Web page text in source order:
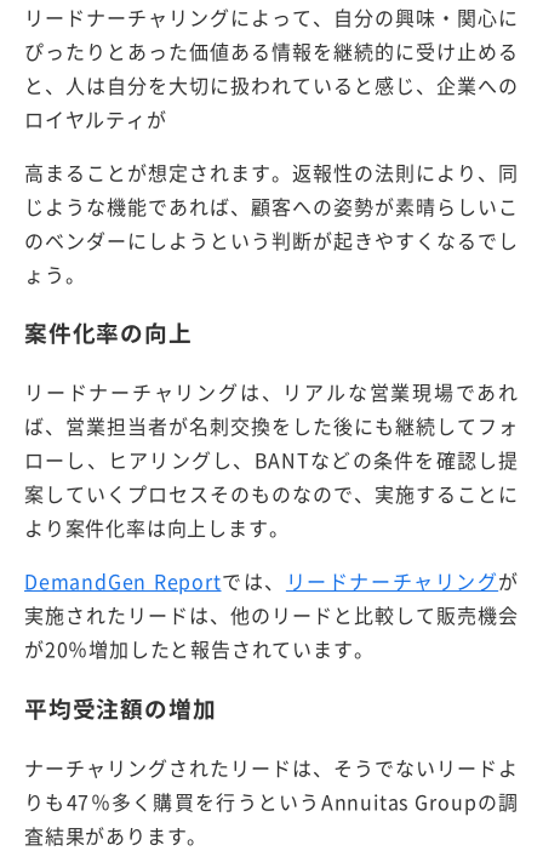
リードナーチャリングによって、自分の興味・関心に
ぴったりとあった価値ある情報を継続的に受け止める
と、人は自分を大切に扱われていると感じ、企業への
ロイヤルティが
高まることが想定されます。返報性の法則により、同
じような機能であれば、顧客への姿勢が素晴らしいこ
のベンダーにしようという判断が起きやすくなるでし
ょう。
案件化率の向上
リードナーチャリングは、リアルな営業現場であれ
ば、営業担当者が名刺交換をした後にも継続してフォ
ローし、ヒアリングし、BANTなどの条件を確認し提
案していくプロセスそのものなので、実施することに
より案件化率は向上します。
DemandGen Reportでは、 リードナーチャリングが
実施されたリードは、他のリードと比較して販売機会
が20％増加したと報告されています。
平均受注額の増加
ナーチャリングされたリードは、そうでないリードよ
りも47％多く購買を行うというAnnuitas Groupの調
査結果があります。